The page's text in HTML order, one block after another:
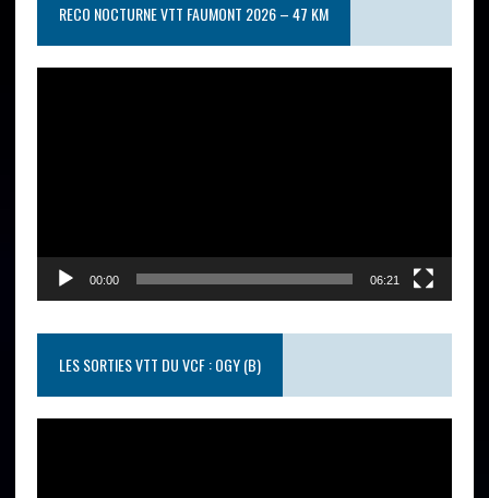
RECO NOCTURNE VTT FAUMONT 2026 – 47 KM
00:00 06:21
LES SORTIES VTT DU VCF : OGY (B)